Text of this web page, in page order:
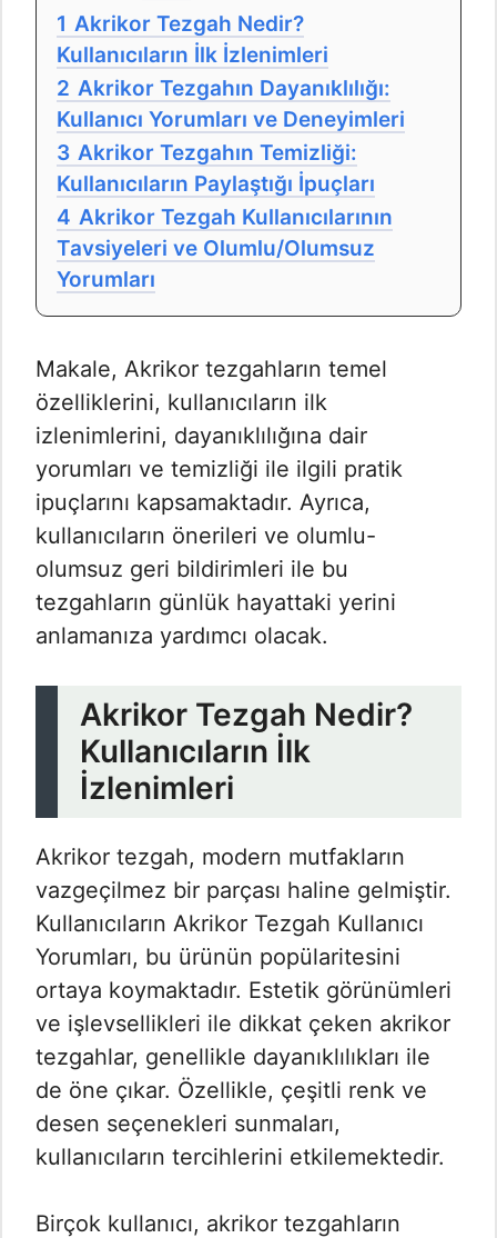
1 Akrikor Tezgah Nedir?
Kullanıcıların İlk İzlenimleri
2 Akrikor Tezgahın Dayanıklılığı:
Kullanıcı Yorumları ve Deneyimleri
3 Akrikor Tezgahın Temizliği:
Kullanıcıların Paylaştığı İpuçları
4 Akrikor Tezgah Kullanıcılarının
Tavsiyeleri ve Olumlu/Olumsuz
Yorumları
Makale, Akrikor tezgahların temel
özelliklerini, kullanıcıların ilk
izlenimlerini, dayanıklılığına dair
yorumları ve temizliği ile ilgili pratik
ipuçlarını kapsamaktadır. Ayrıca,
kullanıcıların önerileri ve olumlu-
olumsuz geri bildirimleri ile bu
tezgahların günlük hayattaki yerini
anlamanıza yardımcı olacak.
Akrikor Tezgah Nedir?
Kullanıcıların İlk
İzlenimleri
Akrikor tezgah, modern mutfakların
vazgeçilmez bir parçası haline gelmiştir.
Kullanıcıların Akrikor Tezgah Kullanıcı
Yorumları​, bu ürünün popülaritesini
ortaya koymaktadır. Estetik görünümleri
ve işlevsellikleri ile dikkat çeken akrikor
tezgahlar, genellikle dayanıklılıkları ile
de öne çıkar. Özellikle, çeşitli renk ve
desen seçenekleri sunmaları,
kullanıcıların tercihlerini etkilemektedir.
Birçok kullanıcı, akrikor tezgahların